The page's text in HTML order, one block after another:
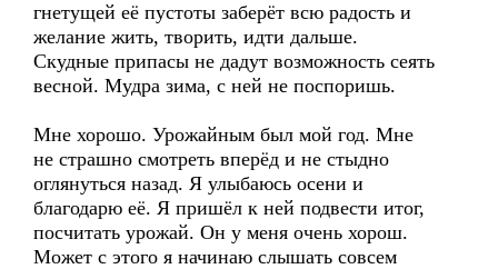
гнетущей её пустоты заберёт всю радость и
желание жить, творить, идти дальше.
Скудные припасы не дадут возможность сеять
весной. Мудра зима, с ней не поспоришь.
Мне хорошо. Урожайным был мой год. Мне
не страшно смотреть вперёд и не стыдно
оглянуться назад. Я улыбаюсь осени и
благодарю её. Я пришёл к ней подвести итог,
посчитать урожай. Он у меня очень хорош.
Может с этого я начинаю слышать совсем